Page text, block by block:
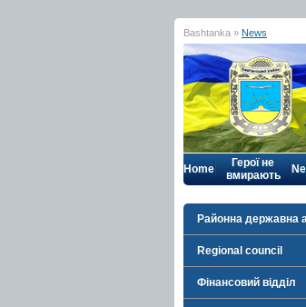
Bashtanka » News
Home
Герої не
вмирають
Районна державна
Regional council
Фінансовий відділ